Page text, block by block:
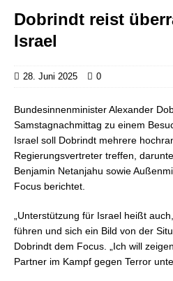
Dobrindt reist
Israel
28. Juni 2025 0
Bundesinnenminister Alexander
Samstagnachmittag zu einem
Israel soll Dobrindt mehrere
Regierungsvertreter treffen,
Benjamin Netanjahu sowie
Focus berichtet.
„Unterstützung für Israel heißt
führen und sich ein Bild von der
Dobrindt dem Focus. „Ich will
Partner im Kampf gegen Terror